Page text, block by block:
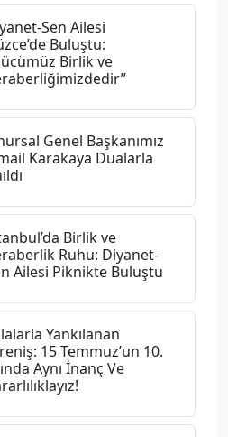
Sen Ailesi
Buluştu:
Birlik ve
Genel Başkanımız
Karakaya Dualarla
Birlik ve
Ruhu: Diyanet-
Ailesi Piknikte Buluştu
Yankılanan
15 Temmuz’un 10.
Aynı İnanç Ve